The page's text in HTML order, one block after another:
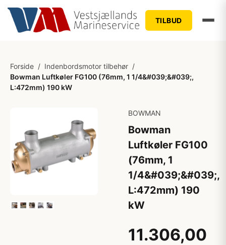
TILBUD
Forside / Indenbordsmotor tilbehør /
Bowman Luftkøler FG100 (76mm, 1 1/4&#039;&#039;,
L:472mm) 190 kW
BOWMAN
Bowman
Luftkøler FG100
(76mm, 1
1/4&#039;&#039;,
L:472mm) 190
kW
11.306,00